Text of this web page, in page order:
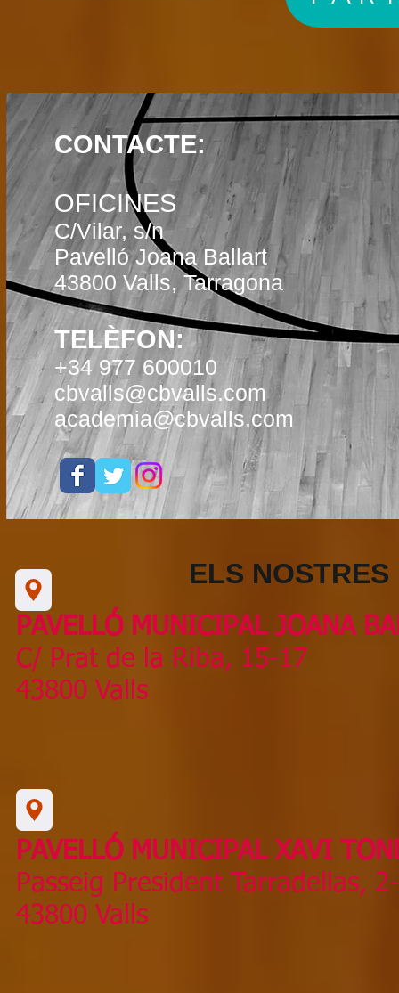
CONTACTE:
OFICINES
C/Vilar, s/n
Pavelló Joana Ballart
43800 Valls, Tarragona
TELÈFON:
+34 977 600010
cbvalls@cbvalls.com
academia@cbvalls.com
ELS
PAVELLÓ MUNICIPAL JOANA
C/ Prat de la Riba, 15-17
43800 Valls
PAVELLÓ MUNICIPAL XAVI
Passeig President Tarradellas,
43800 Valls